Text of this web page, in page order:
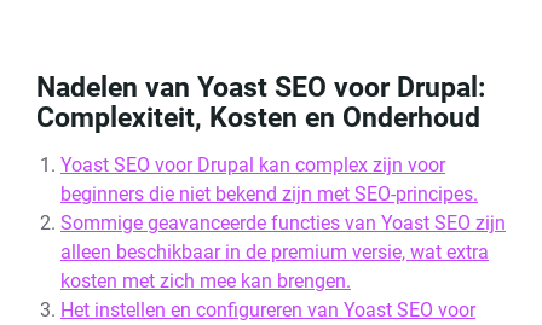
Nadelen van Yoast SEO voor Drupal:
Complexiteit, Kosten en Onderhoud
Yoast SEO voor Drupal kan complex zijn voor
beginners die niet bekend zijn met SEO-principes.
Sommige geavanceerde functies van Yoast SEO zijn
alleen beschikbaar in de premium versie, wat extra
kosten met zich mee kan brengen.
Het instellen en configureren van Yoast SEO voor